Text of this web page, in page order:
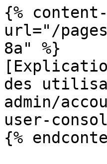
{%
url="/
8a" %}
des
admin/
user-
{%